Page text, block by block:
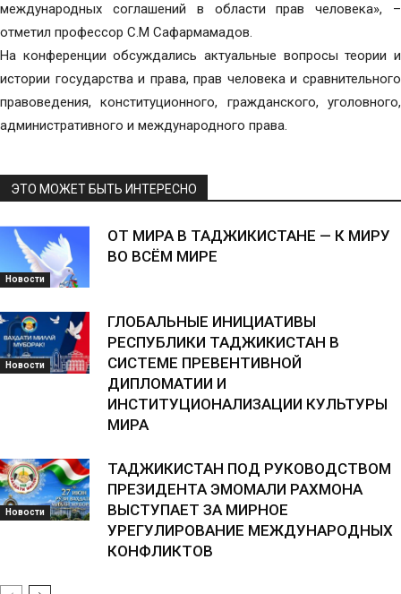
международных соглашений в области прав человека», –
отметил профессор С.М Сафармамадов.
На конференции обсуждались актуальные вопросы теории и
истории государства и права, прав человека и сравнительного
правоведения, конституционного, гражданского, уголовного,
административного и международного права.
ЭТО МОЖЕТ БЫТЬ ИНТЕРЕСНО
Новости
ОТ МИРА В ТАДЖИКИСТАНЕ — К МИРУ
ВО ВСЁМ МИРЕ
Новости
ГЛОБАЛЬНЫЕ ИНИЦИАТИВЫ
РЕСПУБЛИКИ ТАДЖИКИСТАН В
СИСТЕМЕ ПРЕВЕНТИВНОЙ
ДИПЛОМАТИИ И
ИНСТИТУЦИОНАЛИЗАЦИИ КУЛЬТУРЫ
МИРА
Новости
ТАДЖИКИСТАН ПОД РУКОВОДСТВОМ
ПРЕЗИДЕНТА ЭМОМАЛИ РАХМОНА
ВЫСТУПАЕТ ЗА МИРНОЕ
УРЕГУЛИРОВАНИЕ МЕЖДУНАРОДНЫХ
КОНФЛИКТОВ